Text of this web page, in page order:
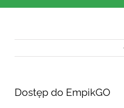
Dostęp do EmpikGO